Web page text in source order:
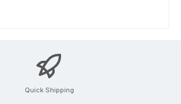
Quick Shipping